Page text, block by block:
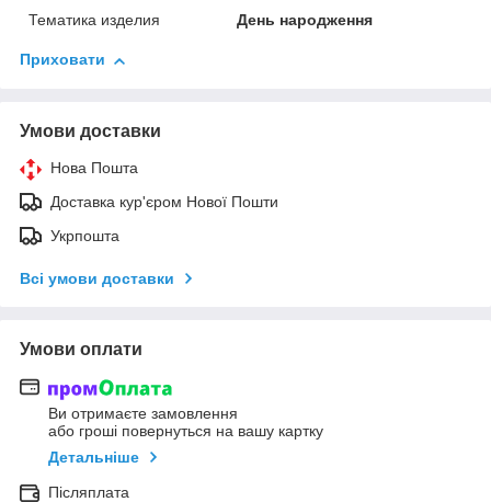
Тематика изделия
День народження
Приховати
Умови доставки
Нова Пошта
Доставка кур'єром Нової Пошти
Укрпошта
Всі умови доставки
Умови оплати
Ви отримаєте замовлення
або гроші повернуться на вашу картку
Детальніше
Післяплата